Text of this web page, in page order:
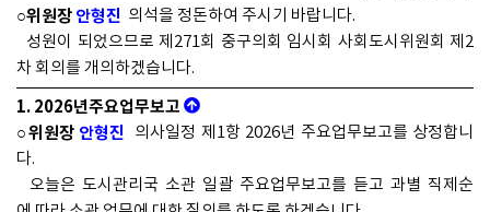
○위원장 안형진 의석을 정돈하여 주시기 바랍니다.
성원이 되었으므로 제271회 중구의회 임시회 사회도시위원회 제2
차 회의를 개의하겠습니다.
1. 2026년주요업무보고
○위원장 안형진 의사일정 제1항 2026년 주요업무보고를 상정합니
다.
오늘은 도시관리국 소관 일괄 주요업무보고를 듣고 과별 직제순